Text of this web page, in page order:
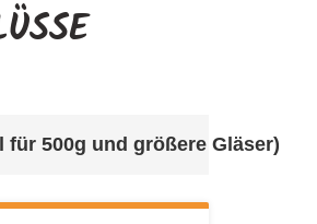
"
500g und größere Gläser)